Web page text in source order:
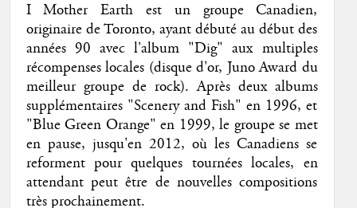
I Mother Earth est un groupe Canadien,
originaire de Toronto, ayant débuté au début des
années 90 avec l'album "Dig" aux multiples
récompenses locales (disque d'or, Juno Award du
meilleur groupe de rock). Après deux albums
supplémentaires "Scenery and Fish" en 1996, et
"Blue Green Orange" en 1999, le groupe se met
en pause, jusqu'en 2012, où les Canadiens se
reforment pour quelques tournées locales, en
attendant peut être de nouvelles compositions
très prochainement.